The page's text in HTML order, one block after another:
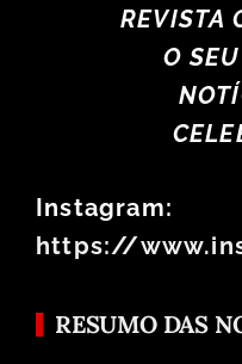
REVISTA
O
Instagram:
https://
RESUMO DAS